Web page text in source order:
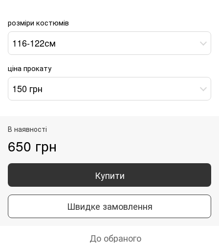
розміри костюмів
116-122см
ціна прокату
150 грн
В наявності
650 грн
Купити
Швидке замовлення
До обраного